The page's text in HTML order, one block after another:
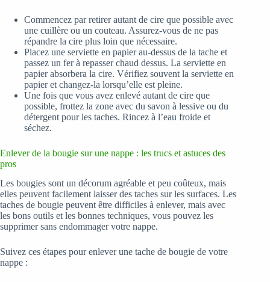
Commencez par retirer autant de cire que possible avec
une cuillère ou un couteau. Assurez-vous de ne pas
répandre la cire plus loin que nécessaire.
Placez une serviette en papier au-dessus de la tache et
passez un fer à repasser chaud dessus. La serviette en
papier absorbera la cire. Vérifiez souvent la serviette en
papier et changez-la lorsqu’elle est pleine.
Une fois que vous avez enlevé autant de cire que
possible, frottez la zone avec du savon à lessive ou du
détergent pour les taches. Rincez à l’eau froide et
séchez.
Enlever de la bougie sur une nappe : les trucs et astuces des
pros
Les bougies sont un décorum agréable et peu coûteux, mais
elles peuvent facilement laisser des taches sur les surfaces. Les
taches de bougie peuvent être difficiles à enlever, mais avec
les bons outils et les bonnes techniques, vous pouvez les
supprimer sans endommager votre nappe.
Suivez ces étapes pour enlever une tache de bougie de votre
nappe :